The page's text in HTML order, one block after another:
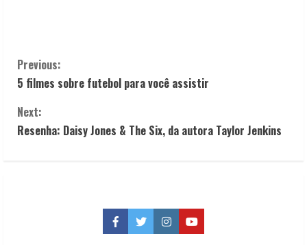
C
o
n
Previous:
5 filmes sobre futebol para você assistir
Next:
Resenha: Daisy Jones & The Six, da autora Taylor Jenkins
Facebook
TwitterInstagramYouTube